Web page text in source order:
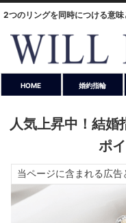
2つのリングを同時につける意
HOME 婚約指輪
人気上昇中！結
ポ
当ページに含まれる広告